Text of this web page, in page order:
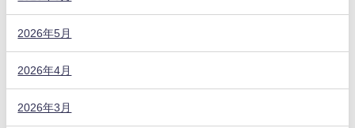
2026年5月
2026年4月
2026年3月